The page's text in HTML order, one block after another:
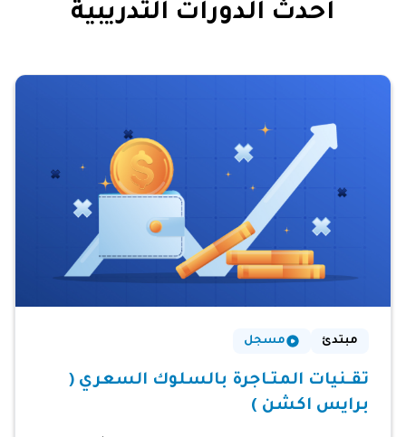
أحدث الدورات التدريبية
مبتدئ مسجل
تقـنيات المتـاجرة بالسلوك السعري (
برايس اكشن )